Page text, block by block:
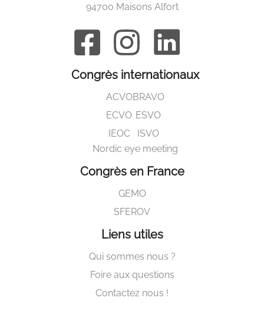
94700 Maisons Alfort
Congrès internationaux
ACVO
ECVO
IEOC
BRAVO
ESVO
ISVO
Nordic eye meeting
Congrès en France
GEMO
SFEROV
Liens utiles
Qui sommes nous ?
Foire aux questions
Contactez nous !